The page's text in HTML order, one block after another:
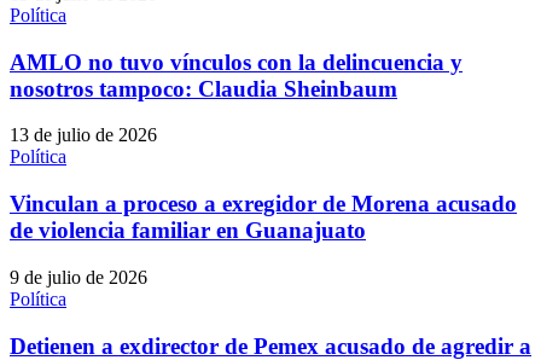
Política
AMLO no tuvo vínculos con la delincuencia y
nosotros tampoco: Claudia Sheinbaum
13 de julio de 2026
Política
Vinculan a proceso a exregidor de Morena acusado
de violencia familiar en Guanajuato
9 de julio de 2026
Política
Detienen a exdirector de Pemex acusado de agredir a